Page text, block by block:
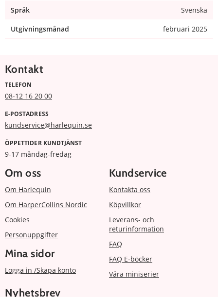
Språk Svenska
Utgivningsmånad februari 2025
Kontakt
TELEFON
08-12 16 20 00
E-POSTADRESS
kundservice@harlequin.se
ÖPPETTIDER KUNDTJÄNST
9-17 måndag-fredag
Om oss
Om Harlequin
Om HarperCollins Nordic
Cookies
Personuppgifter
Mina sidor
Logga in /Skapa konto
Kundservice
Kontakta oss
Köpvillkor
Leverans- och
returinformation
FAQ
FAQ E-böcker
Våra miniserier
Nyhetsbrev